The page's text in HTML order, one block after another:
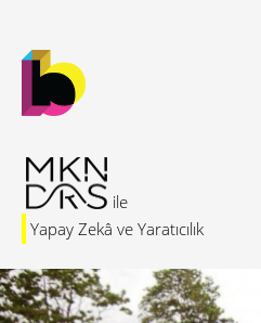
Yapay Zekâ ve Yaratıcılık